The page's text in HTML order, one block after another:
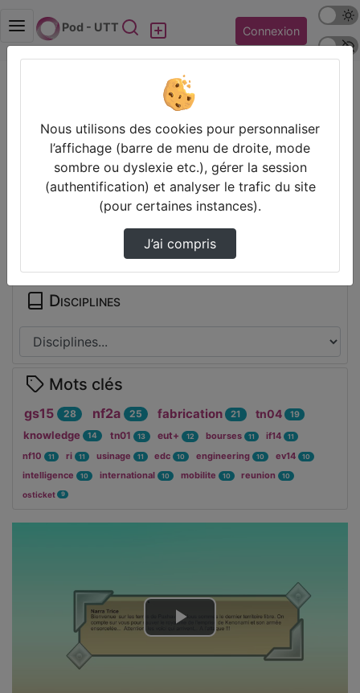
Pod - UTT Rechercher Connexion
Mode
Police
Tactical Legends Realm Reborn
Lire
Prendre des notes
Il n’y a pas de note disponible pour vous pour cette vidéo.
Connectez-vous pour en créer une nouvelle.
Partager
Disciplines
Mots clés
gs15 28 nf2a 25 fabrication 21 tn04 19
knowledge 14 tn01 13 eut+ 12 bourses 11 if14 11
nf10 11 ri 11 usinage 11 edc 10 engineering 10 ev14 10
intelligence 10 international 10 mobilite 10 reunion 10
osticket 9
Nous utilisons des cookies pour personnaliser
l’affichage (barre de menu de droite, mode
sombre ou dyslexie etc.), gérer la session
(authentification) et analyser le trafic du site
(pour certaines instances).
J’ai compris